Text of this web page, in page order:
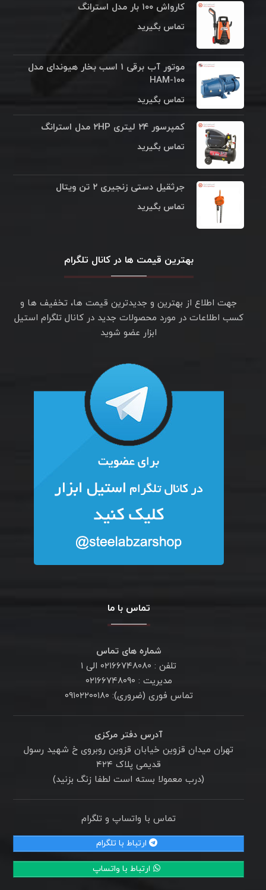
کارواش ۱۰۰ بار مدل استرانگ
تماس بگیرید
موتور آب برقی ۱ اسب بخار هیوندای مدل
HAM-۱۰۰
تماس بگیرید
کمپرسور ۲۴ لیتری ۲HP مدل استرانگ
تماس بگیرید
جرثقیل دستی زنجیری ۲ تن ویتال
تماس بگیرید
بهترین قیمت ها در کانال تلگرام
جهت اطلاع از بهترین و جدیدترین قیمت ها، تخفیف ها و
کسب اطلاعات در مورد محصولات جدید در کانال تلگرام استیل
ابزار عضو شوید
تماس با ما
شماره های تماس
تلفن : ۰۲۱۶۶۷۴۸۰۸۰ الی ۱
مدیریت : ۰۲۱۶۶۷۴۸۰۹۰
تماس فوری (ضروری): ۰۹۱۰۲۲۰۰۱۸۰
آدرس دفتر مرکزی
تهران میدان قزوین خیابان قزوین روبروی خ شهید رسول
قدیمی پلاک ۴۲۴
(درب معمولا بسته است لطفا زنگ بزنید)
تماس با واتساپ و تلگرام
ارتباط با تلگرام
ارتباط با واتساپ